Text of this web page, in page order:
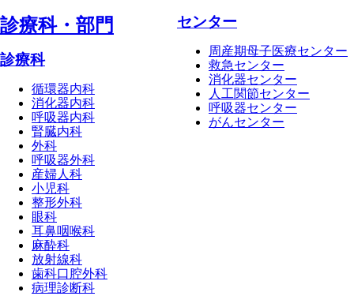
診療科・部⾨
診療科
循環器内科
消化器内科
呼吸器内科
腎臓内科
外科
呼吸器外科
産婦人科
小児科
整形外科
眼科
耳鼻咽喉科
麻酔科
放射線科
歯科口腔外科
病理診断科
センター
周産期母子医療センター
救急センター
消化器センター
人工関節センター
呼吸器センター
がんセンター